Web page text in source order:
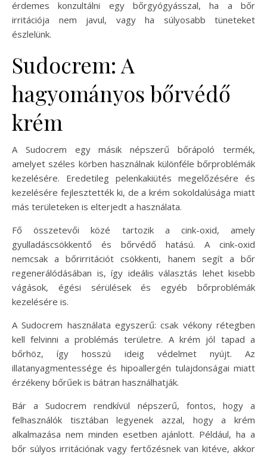
érdemes konzultálni egy bőrgyógyásszal, ha a bőr
irritációja nem javul, vagy ha súlyosabb tüneteket
észlelünk.
Sudocrem: A
hagyományos bőrvédő
krém
A Sudocrem egy másik népszerű bőrápoló termék,
amelyet széles körben használnak különféle bőrproblémák
kezelésére. Eredetileg pelenkakiütés megelőzésére és
kezelésére fejlesztették ki, de a krém sokoldalúsága miatt
más területeken is elterjedt a használata.
Fő összetevői közé tartozik a cink-oxid, amely
gyulladáscsökkentő és bőrvédő hatású. A cink-oxid
nemcsak a bőrirritációt csökkenti, hanem segít a bőr
regenerálódásában is, így ideális választás lehet kisebb
vágások, égési sérülések és egyéb bőrproblémák
kezelésére is.
A Sudocrem használata egyszerű: csak vékony rétegben
kell felvinni a problémás területre. A krém jól tapad a
bőrhöz, így hosszú ideig védelmet nyújt. Az
illatanyagmentessége és hipoallergén tulajdonságai miatt
érzékeny bőrűek is bátran használhatják.
Bár a Sudocrem rendkívül népszerű, fontos, hogy a
felhasználók tisztában legyenek azzal, hogy a krém
alkalmazása nem minden esetben ajánlott. Például, ha a
bőr súlyos irritációnak vagy fertőzésnek van kitéve, akkor